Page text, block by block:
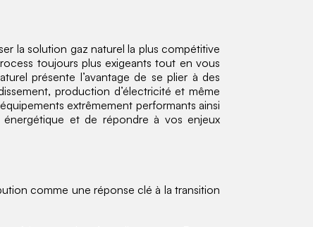
la solution gaz naturel la plus compétitive
toujours plus exigeants tout en vous
présente l’avantage de se plier à des
production d’électricité et même
extrêmement performants ainsi
énergétique et de répondre à vos enjeux
comme une réponse clé à la transition